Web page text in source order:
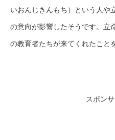
いおんじきんもち）という人や
の意向が影響したそうです。立
の教育者たちが来てくれたこと
スポン